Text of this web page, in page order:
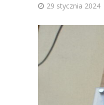
29 stycznia 2024